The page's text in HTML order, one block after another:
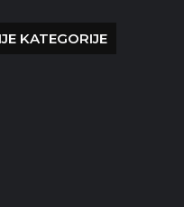
KATEGORIJE